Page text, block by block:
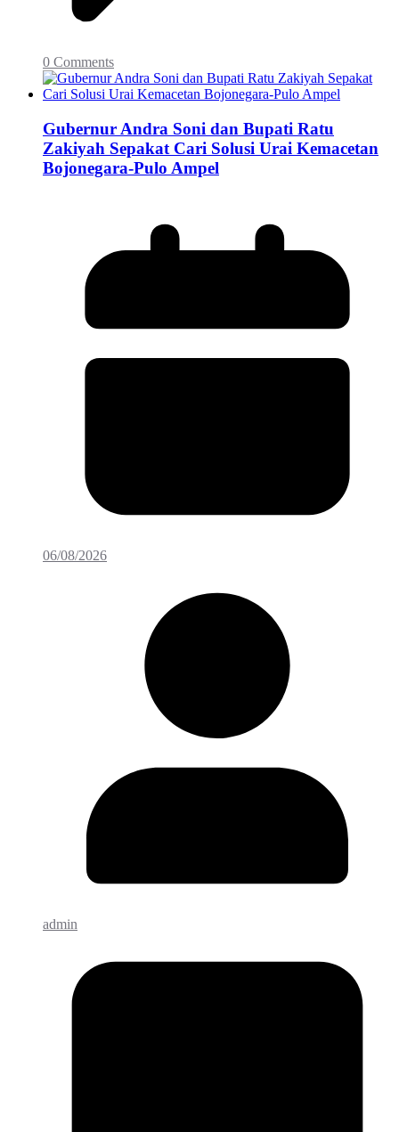
0 Comments
Gubernur Andra Soni dan Bupati Ratu
Zakiyah Sepakat Cari Solusi Urai Kemacetan
Bojonegara-Pulo Ampel
06/08/2026
admin